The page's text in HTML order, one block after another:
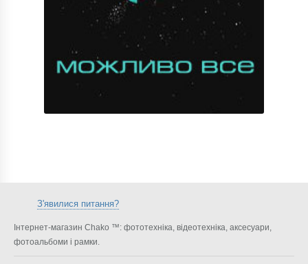
З'явилися питання?
Інтернет-магазин Chako ™: фототехніка, відеотехніка, аксесуари,
фотоальбоми і рамки.